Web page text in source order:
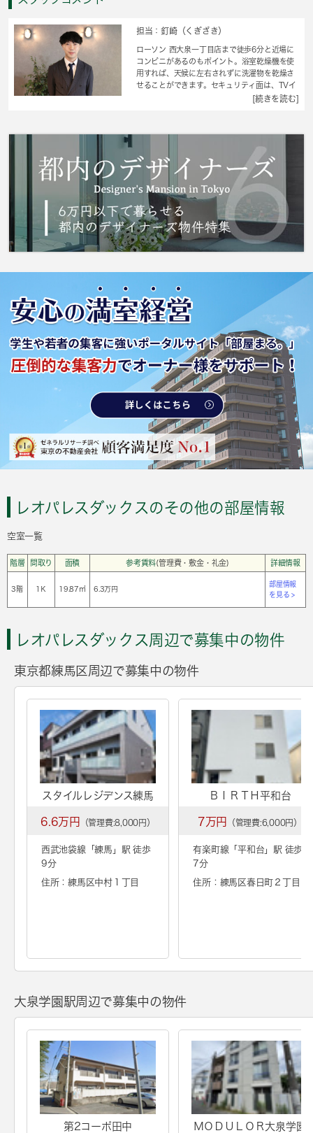
担当：釘崎（くぎざき）
ローソン 西大泉一丁目店まで徒歩6分と近場に
コンビニがあるのもポイント。浴室乾燥機を使
用すれば、天候に左右されずに洗濯物を乾燥さ
せることができます。セキュリティ面は、TVイ
ンターホン・オートロックなどを備え付けてい
履き物の整理がしやすく便利です。駐輪場付き
となら、地域に密着した当社へお任せ下さい。
当社は、多種多様な賃貸情報を取り扱っており
ます。ご要望や不明な点などございましたら、
お気軽にご連絡下さい。
[続きを読む]
レオパレスダックスのその他の部屋情報
空室一覧
階層 間取り 面積 参考賃料(管理費・敷金・礼金) 詳細情報
3階 1Ｋ 19.87㎡ 6.3万円
部屋情報
を見る >
レオパレスダックス周辺で募集中の物件
東京都練馬区周辺で募集中の物件
スタイルレジデンス練馬
6.6万円 （管理費:8,000円）
西武池袋線「練馬 」駅 徒歩
9分
住所：練馬区中村１丁目
ＢＩＲＴＨ平和台
7万円 （管理費:6,000円）
有楽町線「平和台 」駅 徒歩
7分
住所：練馬区春日町２丁目
大泉学園駅周辺で募集中の物件
第2コーポ田中 ＭＯＤＵＬＯＲ大泉学園